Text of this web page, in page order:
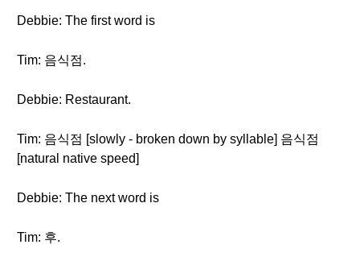
Debbie: The first word is
Tim: 음식점.
Debbie: Restaurant.
Tim: 음식점 [slowly - broken down by syllable] 음식점
[natural native speed]
Debbie: The next word is
Tim: 후.